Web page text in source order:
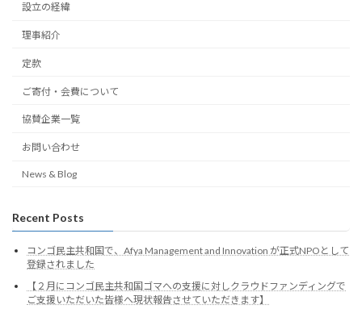
設立の経緯
理事紹介
定款
ご寄付・会費について
協賛企業一覧
お問い合わせ
News & Blog
Recent Posts
コンゴ民主共和国で、Afya Management and Innovation が正式NPOとして
登録されました
【２月にコンゴ民主共和国ゴマへの支援に対しクラウドファンディングで
ご支援いただいた皆様へ現状報告させていただきます】